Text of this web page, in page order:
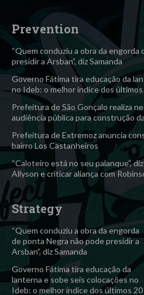
Prevention
“Quem conduziu a obra da
presidir a Arsban”, diz Samanda
Governo Fátima tira educação da
no Ideb: o melhor índice dos
Prefeitura de São Gonçalo realiza
audiência pública para construção
Prefeitura de Extremoz anuncia
bairro Los Castanheiros
“Caloteiro está no seu palanque”,
Allyson e criticar aliança com
Strategy
“Quem conduziu a obra da engorda
de ponta Negra não pode presidir a
Arsban”, diz Samanda
Governo Fátima tira educação da
lanterna e sobe seis colocações no
Ideb: o melhor índice dos últimos 20